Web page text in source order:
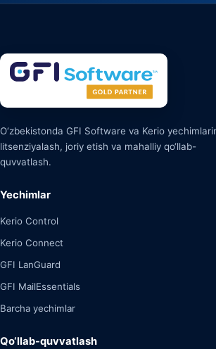
O‘zbekistonda GFI Software va Kerio
litsenziyalash, joriy etish va mahalliy qo‘llab-
quvvatlash.
Yechimlar
Kerio Control
Kerio Connect
GFI LanGuard
GFI MailEssentials
Barcha yechimlar
Qo‘llab-quvvatlash